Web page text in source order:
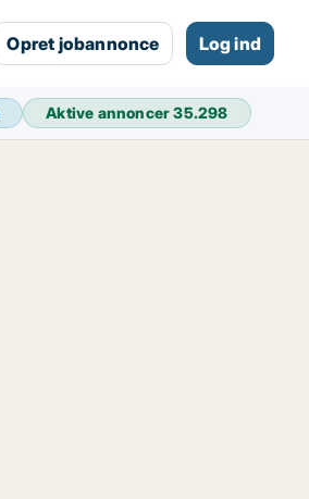
Opret jobannonce Log ind
Aktive annoncer35.298